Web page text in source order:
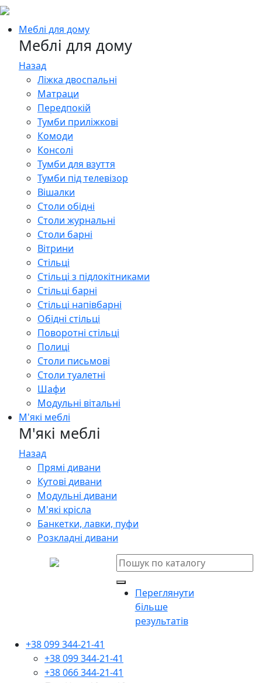
Меблі для дому
Меблі для дому
Назад
Ліжка двоспальні
Матраци
Передпокій
Тумби приліжкові
Комоди
Консолі
Тумби для взуття
Тумби під телевізор
Вішалки
Столи обідні
Столи журнальні
Столи барні
Вітрини
Стільці
Стільці з підлокітниками
Стільці барні
Стільці напівбарні
Обідні стільці
Поворотні стільці
Полиці
Столи письмові
Столи туалетні
Шафи
Модульні вітальні
М'які меблі
М'які меблі
Назад
Прямі дивани
Кутові дивани
Модульні дивани
М'які крісла
Банкетки, лавки, пуфи
Розкладні дивани
Переглянути
більше
результатів
+38 099 344-21-41
+38 099 344-21-41
+38 066 344-21-41